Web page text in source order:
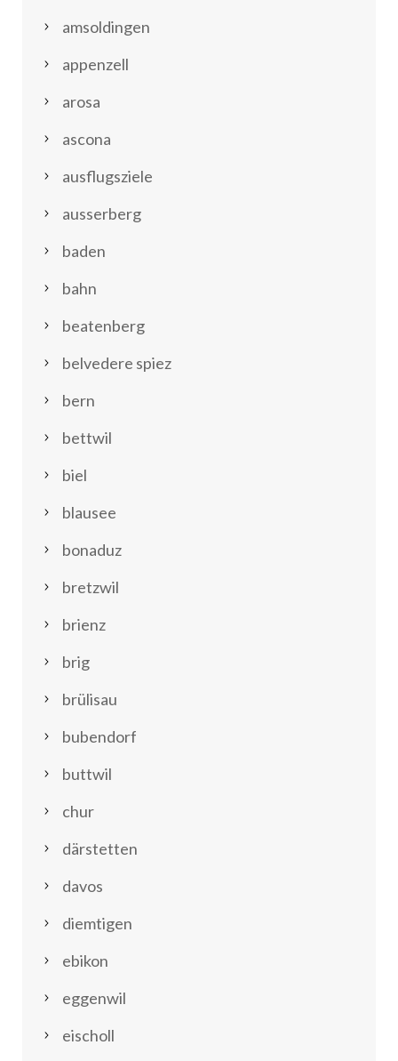
amsoldingen
appenzell
arosa
ascona
ausflugsziele
ausserberg
baden
bahn
beatenberg
belvedere spiez
bern
bettwil
biel
blausee
bonaduz
bretzwil
brienz
brig
brülisau
bubendorf
buttwil
chur
därstetten
davos
diemtigen
ebikon
eggenwil
eischoll